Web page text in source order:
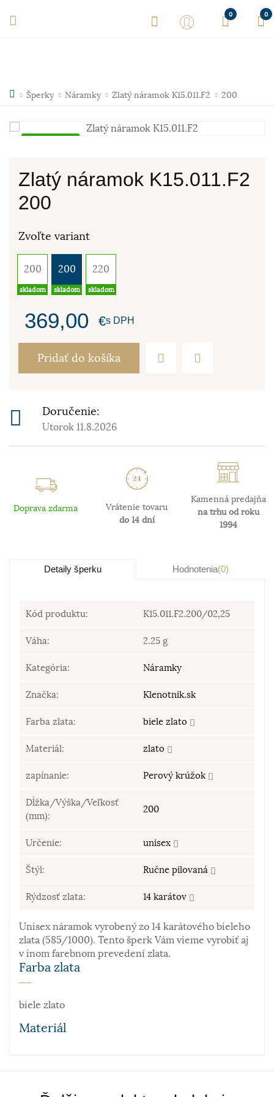
0 0
Šperky Náramky Zlatý náramok K15.011.F2 200
Zlatý náramok K15.011.F2
200
Zvoľte variant
200
skladom
200
skladom
220
skladom
369,00 €s DPH
Pridať do košíka
Doručenie:
Utorok 11.8.2026
Doprava zdarma
Vrátenie tovaru
do 14 dní
Kamenná predajňa
na trhu od roku
1994
Detaily šperku Hodnotenia(0)
Kód produktu: K15.011.F2.200/02,25
Váha: 2.25 g
Kategória: Náramky
Značka: Klenotnik.sk
Farba zlata: biele zlato
Materiál: zlato
zapínanie: Perový krúžok
Dĺžka/Výška/Veľkosť
(mm):
200
Určenie: unisex
Štýl: Ručne pilovaná
Rýdzosť zlata: 14 karátov
Unisex náramok vyrobený zo 14 karátového bieleho
zlata (585/1000). Tento šperk Vám vieme vyrobiť aj
v inom farebnom prevedení zlata.
Farba zlata
biele zlato
Materiál
sa používa najmä na výrobu šperkov. Samotné rýdze